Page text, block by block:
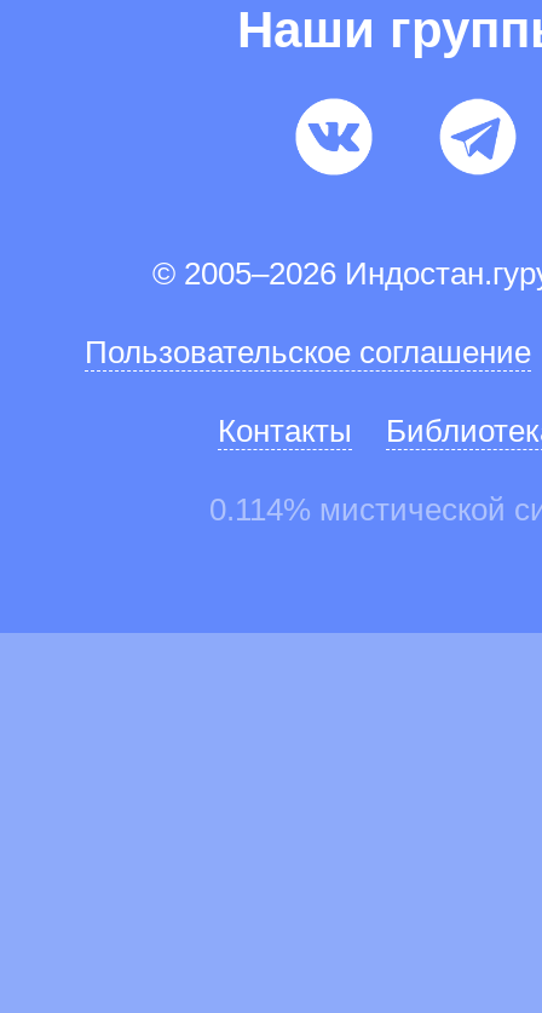
Наши
© 2005–2026
Пользовательское соглашение
Контакты
0.114% мистической